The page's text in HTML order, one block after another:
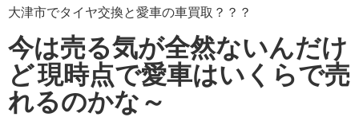
大津市でタイヤ交換と愛車の車買取？？？
今は売る気が全然ないんだけ
ど現時点で愛車はいくらで売
れるのかな～